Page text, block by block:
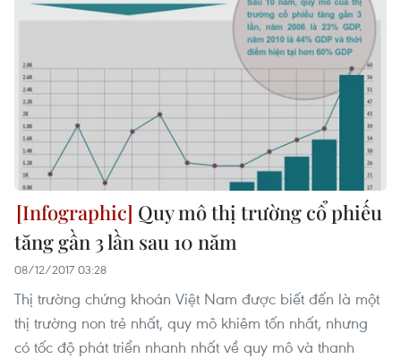
Quy mô thị trường cổ phiếu
tăng gần 3 lần sau 10 năm
08/12/2017 03:28
Thị trường chứng khoán Việt Nam được biết đến là một
thị trường non trẻ nhất, quy mô khiêm tốn nhất, nhưng
có tốc độ phát triển nhanh nhất về quy mô và thanh